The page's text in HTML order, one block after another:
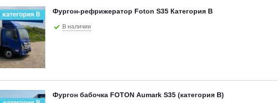
Фургон-рефрижератор Foton S35 Категория В
В наличии
Фургон бабочка FOTON Aumark S35 (категория В)